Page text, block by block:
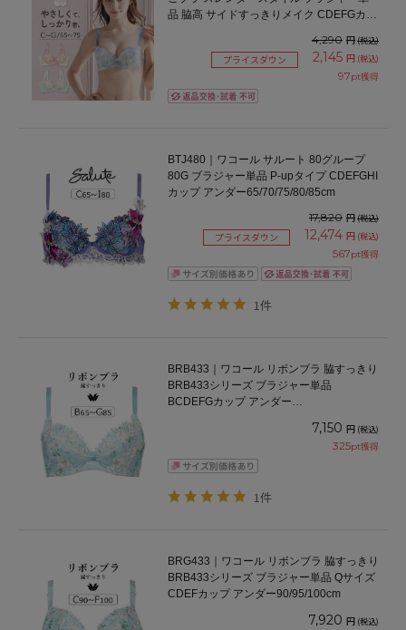
品 脇高 サイドすっきりメイク CDEFGカッ
4,290 円(税込)
プライスダウン 2,145 円 (税込)
97pt獲得
BTJ480｜ワコール サルート 80グループ
80G ブラジャー単品 P-upタイプ CDEFGHI
カップ アンダー65/70/75/80/85cm
17,820 円(税込)
プライスダウン 12,474 円 (税込)
567pt獲得
1件
BRB433｜ワコール リボンブラ 脇すっきり
BRB433シリーズ ブラジャー単品
BCDEFGカップ アンダー
7,150 円 (税込)
325pt獲得
1件
BRG433｜ワコール リボンブラ 脇すっきり
BRB433シリーズ ブラジャー単品 Qサイズ
CDEFカップ アンダー90/95/100cm
7,920 円 (税込)